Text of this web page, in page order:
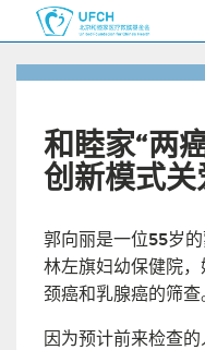
和睦家“两
创新模式
郭向丽是一位55岁
林左旗妇幼保健院
颈癌和乳腺癌的筛查
因为预计前来检查